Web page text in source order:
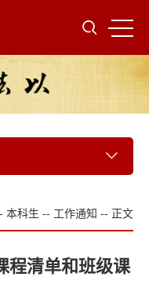
本科生 -- 工作通知 -- 正文
程清单和班级课